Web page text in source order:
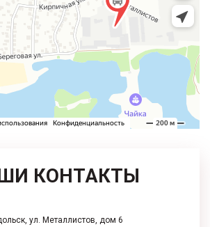
КОНТАКТЫ
ул. Металлистов, дом 6